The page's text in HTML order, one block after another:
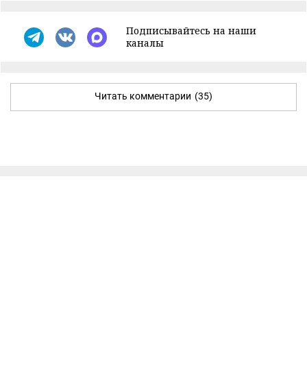
Подписывайтесь на наши
каналы
Читать комментарии (35)